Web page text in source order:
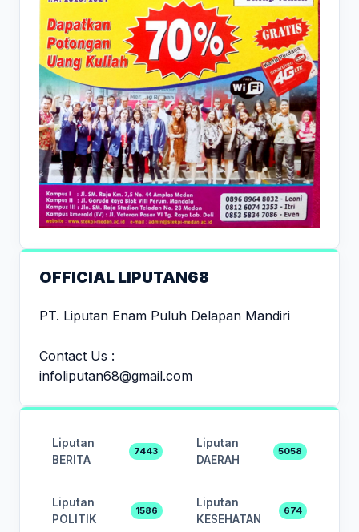
OFFICIAL LIPUTAN68
PT. Liputan Enam Puluh Delapan Mandiri
Contact Us :
infoliputan68@gmail.com
Liputan
BERITA
7443
Liputan
DAERAH
5058
Liputan
POLITIK
1586
Liputan
KESEHATAN
674